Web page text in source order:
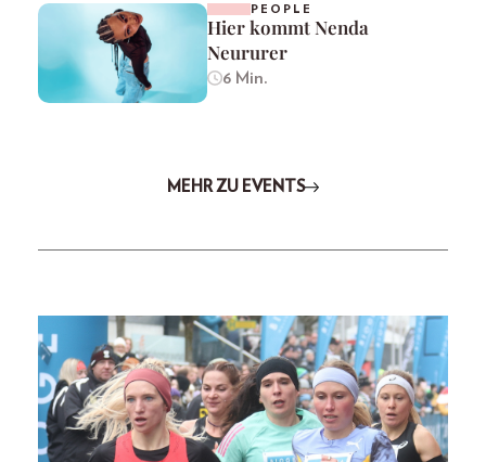
PEOPLE
Hier kommt Nenda
Neururer
6 Min.
MEHR ZU EVENTS